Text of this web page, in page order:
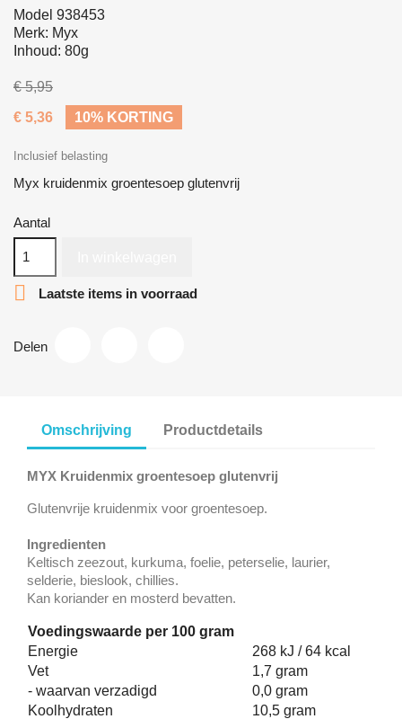
Model 938453
Merk: Myx
Inhoud: 80g
€ 5,95
€ 5,36
10% KORTING
Inclusief belasting
Myx kruidenmix groentesoep glutenvrij
Aantal
 Laatste items in voorraad
Delen
Omschrijving Productdetails
MYX Kruidenmix groentesoep glutenvrij
Glutenvrije kruidenmix voor groentesoep.
Ingredienten
Keltisch zeezout, kurkuma, foelie, peterselie, laurier,
selderie, bieslook, chillies.
Kan koriander en mosterd bevatten.
Voedingswaarde per 100 gram
Energie
268 kJ / 64 kcal
Vet
1,7 gram
- waarvan verzadigd
0,0 gram
Koolhydraten
10,5 gram